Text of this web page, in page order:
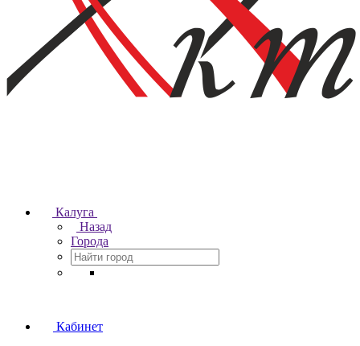
Калуга
Назад
Города
Кабинет